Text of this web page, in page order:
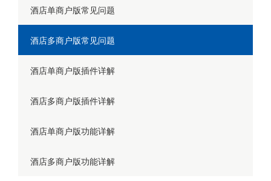
酒店单商户版常见问题
酒店多商户版常见问题
酒店单商户版插件详解
酒店多商户版插件详解
酒店单商户版功能详解
酒店多商户版功能详解